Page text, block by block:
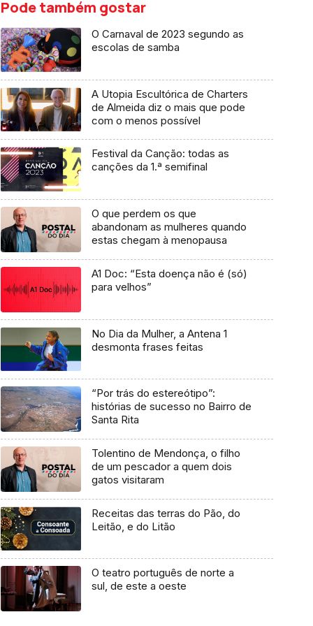
Pode também gostar
O Carnaval de 2023 segundo as
escolas de samba
A Utopia Escultórica de Charters
de Almeida diz o mais que pode
com o menos possível
Festival da Canção: todas as
canções da 1.ª semifinal
O que perdem os que
abandonam as mulheres quando
estas chegam à menopausa
A1 Doc: “Esta doença não é (só)
para velhos”
No Dia da Mulher, a Antena 1
desmonta frases feitas
“Por trás do estereótipo”:
histórias de sucesso no Bairro de
Santa Rita
Tolentino de Mendonça, o filho
de um pescador a quem dois
gatos visitaram
Receitas das terras do Pão, do
Leitão, e do Litão
O teatro português de norte a
sul, de este a oeste